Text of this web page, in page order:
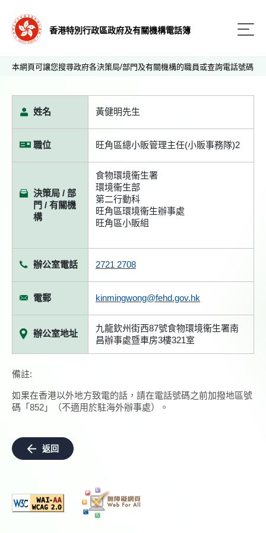
香港特別行政區政府及有關機構電話簿
本網頁可讓您搜尋政府各決策局/部門及有關機構的職員或查詢電話號碼
姓名 黃健明先生
職位 旺角區總小販管理主任(小販事務隊)2
決策局 / 部
門 / 有關機
構
食物環境衞生署
環境衞生部
第二行動科
旺角區環境衞生辦事處
旺角區小販組
辦公室電話 2721 2708
電郵 kinmingwong@fehd.gov.hk
辦公室地址
九龍欽州街西87號食物環境衞生署南
昌辦事處暨車房3樓321室
備註:
如果在香港以外地方致電的話，請在電話號碼之前加撥地區號
碼「852」（不適用於駐海外辦事處）。
返回